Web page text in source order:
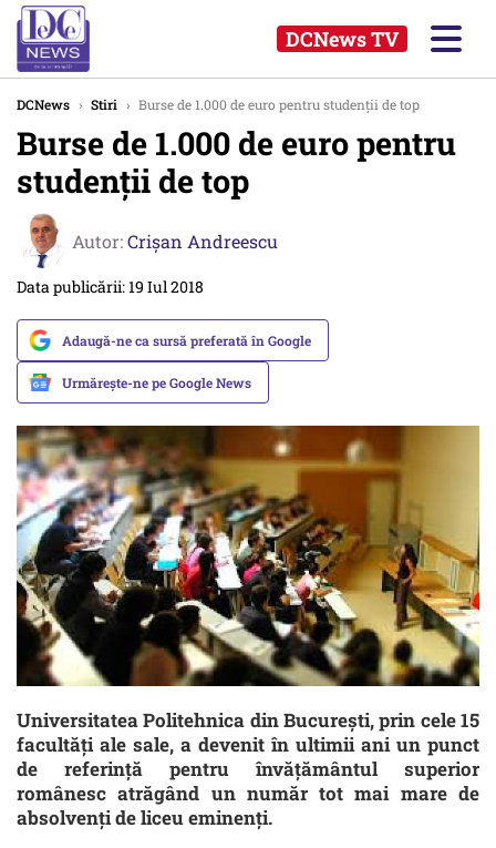
DCNews TV
DCNews › Stiri › Burse de 1.000 de euro pentru studenții de top
Burse de 1.000 de euro pentru
studenții de top
Autor:Crişan Andreescu
Data publicării: 19 Iul 2018
Adaugă-ne ca sursă preferată în Google
Urmărește-ne pe Google News
Universitatea Politehnica din Bucureşti, prin cele 15
facultăţi ale sale, a devenit în ultimii ani un punct
de referinţă pentru învăţământul superior
românesc atrăgând un număr tot mai mare de
absolvenţi de liceu eminenţi.